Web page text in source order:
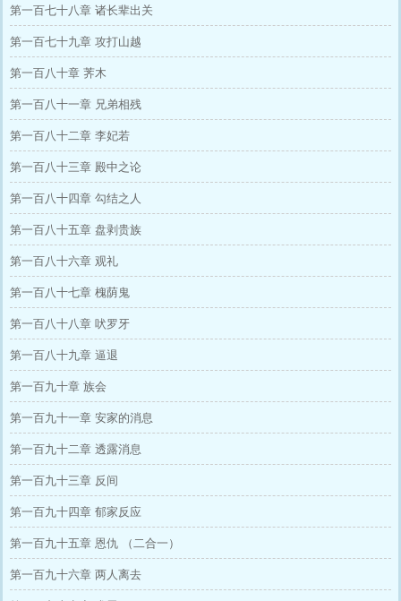
第一百七十八章 诸长辈出关
第一百七十九章 攻打山越
第一百八十章 荠木
第一百八十一章 兄弟相残
第一百八十二章 李妃若
第一百八十三章 殿中之论
第一百八十四章 勾结之人
第一百八十五章 盘剥贵族
第一百八十六章 观礼
第一百八十七章 槐荫鬼
第一百八十八章 吠罗牙
第一百八十九章 逼退
第一百九十章 族会
第一百九十一章 安家的消息
第一百九十二章 透露消息
第一百九十三章 反间
第一百九十四章 郁家反应
第一百九十五章 恩仇 （二合一）
第一百九十六章 两人离去